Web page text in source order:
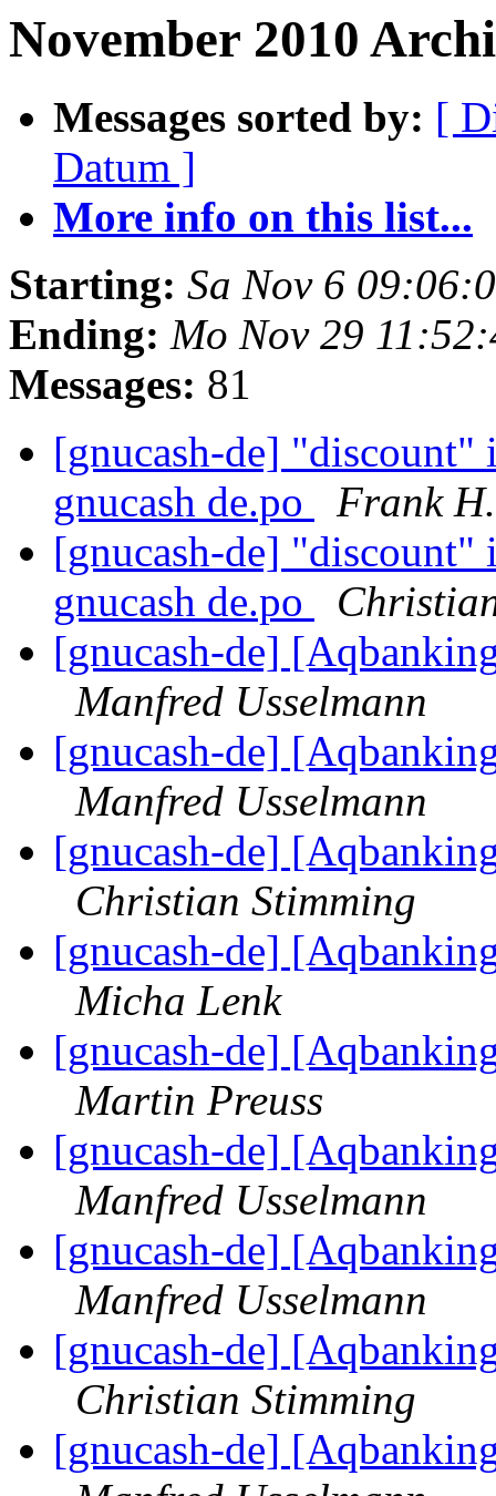
November 2010
Messages sorted by: [
Datum ]
More info on this list...
Starting: Sa Nov 6
Ending: Mo Nov 29
Messages: 81
[gnucash-de] "discount"
gnucash de.po
Frank
[gnucash-de] "discount"
gnucash de.po
[gnucash-de]
Manfred Usselmann
[gnucash-de]
Manfred Usselmann
[gnucash-de]
Christian Stimming
[gnucash-de]
Micha Lenk
[gnucash-de]
Martin Preuss
[gnucash-de]
Manfred Usselmann
[gnucash-de]
Manfred Usselmann
[gnucash-de]
Christian Stimming
[gnucash-de]